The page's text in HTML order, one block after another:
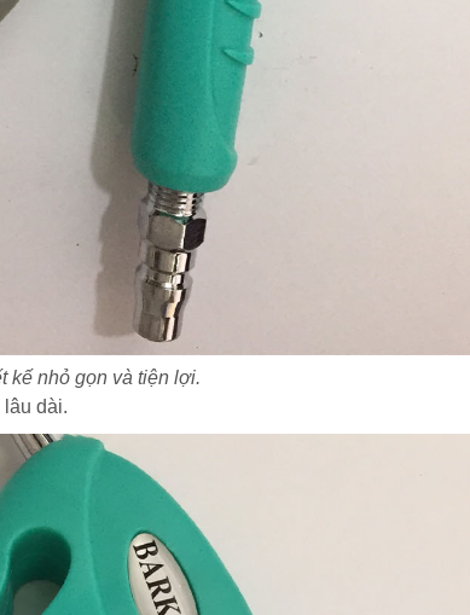
kế nhỏ gọn và tiện lợi.
dài.